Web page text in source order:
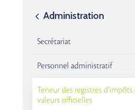
Administration
Secrétariat
Personnel administratif
Teneur des registres d’impôts
valeurs officielles